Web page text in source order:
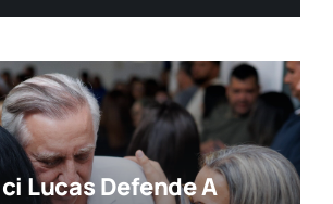
Lucas Defende A